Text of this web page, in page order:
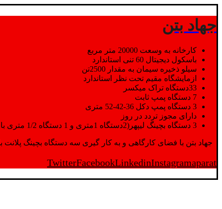
جهاد بتن
کارخانه به وسعت 20000 متر مربع
باسکول دیجیتال 60 تنی استاندارد
سیلو ذخیره سیمان به مقدار 2500تن
ازمایشگاه مقیم تحت نظر استاندارد
33دستگاه تراک میکسر
7 دستگاه پمپ ثابت
3 دستگاه پمپ دکل 36-42-52 متری
دارای مجوز تردد در روز
3 دستگاه بچینگ لیپهر(2دستگاه 1متری و 1 دستگاه 1/2 متری با توان تولید 150 متر مکعب در ساعت)
جهاد بتن با فضای کارگاهی و به کار گیری سه دستگاه بچینگ پلانت با ظرفیت 2500 تن در کنار پرسنل متخصص و پر تلاش واحدهای تولید و ازمایشگاه,بتن با کیفیت را برای واحد
TwitterFacebookLinkedinInstagramaparat